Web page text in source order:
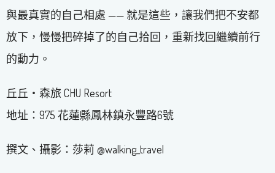
與最真實的自己相處 —— 就是這些，讓我們把不安都
放下，慢慢把碎掉了的自己拾回，重新找回繼續前行
的動力。
丘丘‧森旅 CHU Resort
地址：975 花蓮縣鳳林鎮永豐路6號
撰文、攝影：莎莉 @walking_travel